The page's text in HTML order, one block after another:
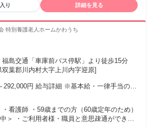
り 詳細を見る
特別養護老人ホームかわうち
島交通「車庫前バス停駅」より徒歩15分
双葉郡川内村大字上川内字迎原]
292,000円 給与詳細 ※基本給・一律手当の総
に一律で支払われるその他手当金額：あり
292,000円 一律手当
看護師 ・59歳までの方（60歳定年のため）
＞ ・ご利用者様・職員と意思疎通ができる